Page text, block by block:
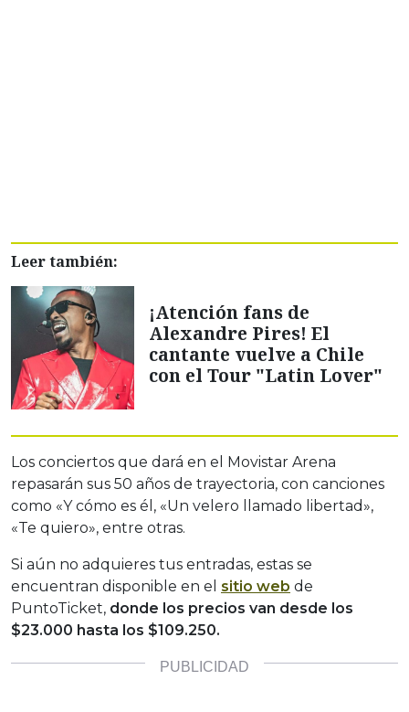
Leer también:
¡Atención fans de
Alexandre Pires! El
cantante vuelve a Chile
con el Tour "Latin Lover"
Los conciertos que dará en el Movistar Arena
repasarán sus 50 años de trayectoria, con canciones
como «Y cómo es él, «Un velero llamado libertad»,
«Te quiero», entre otras.
Si aún no adquieres tus entradas, estas se
encuentran disponible en el sitio web de
PuntoTicket, donde los precios van desde los
$23.000 hasta los $109.250.